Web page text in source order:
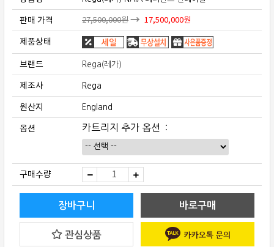
판매 가격 27,500,000원 17,500,000원
제품상태
브랜드 Rega(레가)
제조사 Rega
원산지 England
옵션 카트리지 추가 옵션
구매수량
NAIA
레
퍼
스
테
이
장바구니 바로구매
관심상품